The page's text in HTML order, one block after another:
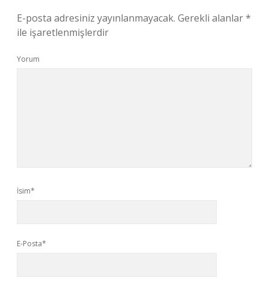
E-posta adresiniz yayınlanmayacak. Gerekli alanlar*
ile işaretlenmişlerdir
Yorum
İsim*
E-Posta*